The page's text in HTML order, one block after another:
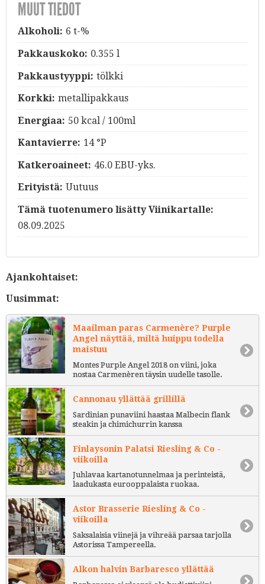
MUUT TIEDOT
Alkoholi: 6 t-%
Pakkauskoko: 0.355 l
Pakkaustyyppi: tölkki
Korkki: metallipakkaus
Energiaa: 50 kcal / 100ml
Kantavierre: 14 °P
Katkeroaineet: 46.0 EBU-yks.
Erityistä: Uutuus
Tämä tuotenumero lisätty Viinikartalle:
08.09.2025
Ajankohtaiset:
Uusimmat:
Maailman paras Carmenère? Purple
Angel näyttää, miltä huippu todella
maistuu
Montes Purple Angel 2018 on viini, joka
nostaa Carmenèren täysin uudelle tasolle.
Cannonau yllättää grillillä
Sardinian punaviini haastaa Malbecin flank
steakin ja chimichurrin kanssa
Finlaysonin Palatsi Riesling & Co -
viikoilla
Juhlavaa kartanotunnelmaa ja perinteistä,
laadukasta eurooppalaista ruokaa.
Astor Brasserie Riesling & Co -
viikoilla
Saksalaisia viinejä ja vihreää parsaa tarjolla
Astorissa Tampereella.
Alkon halvin Barbaresco yllättää